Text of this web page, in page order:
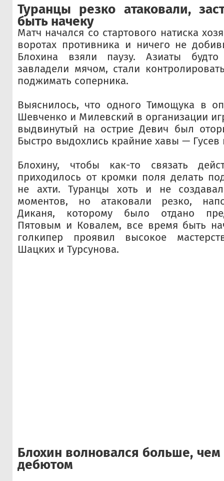
Туранцы резко атаковали,
быть начеку
Матч начался со стартового натиска
воротах противника и ничего не
Блохина взяли паузу. Азиаты
завладели мячом, стали
поджимать соперника.
Выяснилось, что одного Тимощука в
Шевченко и Милевский в организации
выдвинутый на острие Девич был
Быстро выдохлись крайние хавы — Гусев
Блохину, чтобы как-то связать
приходилось от кромки поля делать
не ахти. Туранцы хоть и не
моментов, но атаковали резко,
Диканя, которому было отдано
Пятовым и Ковалем, все время быть
голкипер проявил высокое
Шацких и Турсунова.
Блохин волновался больше,
дебютом